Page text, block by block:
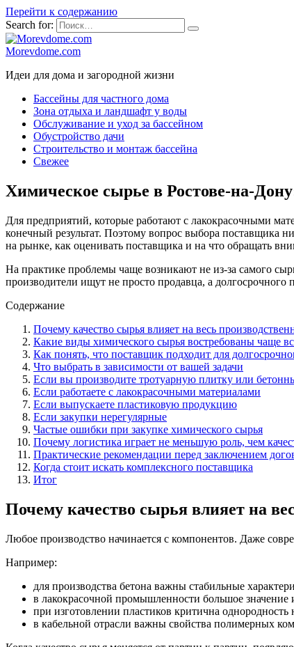
Перейти к содержанию
Search for:
Morevdome.com
Идеи для дома и загородной жизни
Бассейны для частного дома
Зона отдыха и ландшафт у воды
Обслуживание и уход за бассейном
Обустройство дачи
Строительство и монтаж бассейна
Свежее
Химическое сырье в Ростове-на-
Для предприятий, которые работают с лакокрасочными
конечный результат. Поэтому вопрос выбора поставщика
на рынке, как оценивать поставщика и на что обращать
На практике проблемы чаще возникают не из-за самого
производители ищут не просто продавца, а долгосрочного
Содержание
Почему качество сырья влияет на весь
Какие виды химического сырья востребованы чаще
Как понять, что поставщик подходит для
Что выбрать в зависимости от вашей задачи
Если вы производите тротуарную плитку или
Если работаете с лакокрасочными материалами
Если выпускаете пластиковую продукцию
Если закупки нерегулярные
Частые ошибки при закупке химического сырья
Почему логистика играет не меньшую роль, чем
Практические рекомендации перед заключением
Когда стоит искать комплексного поставщика
Итог
Почему качество сырья влияет на
Любое производство начинается с компонентов. Даже
Например:
для производства бетона важны стабильные
в лакокрасочной промышленности большое
при изготовлении пластиков критична однородность
в кабельной отрасли важны свойства полимерных